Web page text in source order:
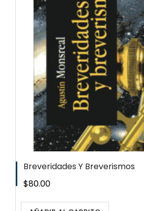
Breveridades Y Breverismos
Precio
$80.00